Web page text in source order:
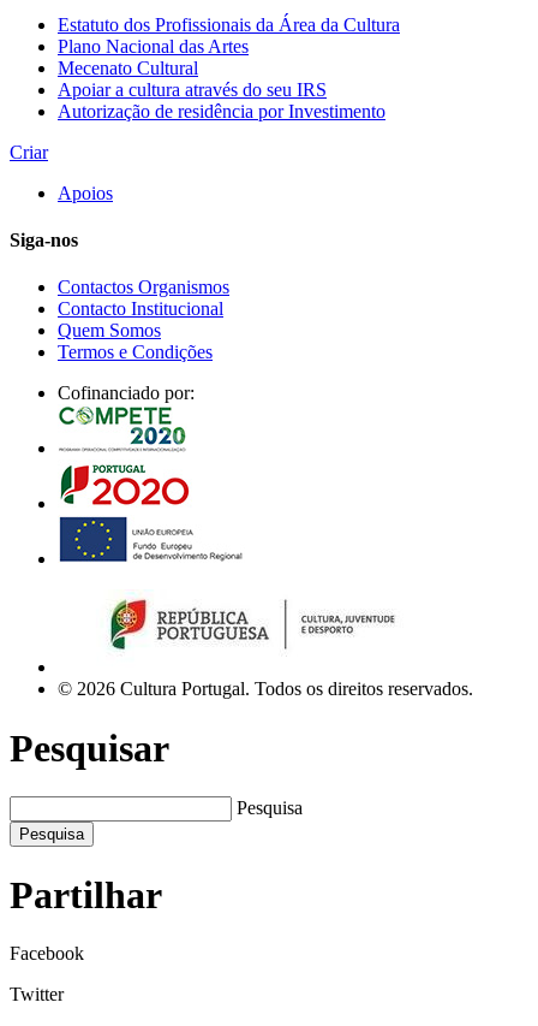
Estatuto dos Profissionais da Área da Cultura
Plano Nacional das Artes
Mecenato Cultural
Apoiar a cultura através do seu IRS
Autorização de residência por Investimento
Criar
Apoios
Siga-nos
Contactos Organismos
Contacto Institucional
Quem Somos
Termos e Condições
Cofinanciado por:
© 2026 Cultura Portugal. Todos os direitos reservados.
Pesquisar
Pesquisa
Pesquisa
Partilhar
Facebook
Twitter